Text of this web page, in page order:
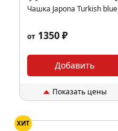
Чашка Japona Turkish blue
от 1350 ₽
Добавить
Показать цены
ХИТ